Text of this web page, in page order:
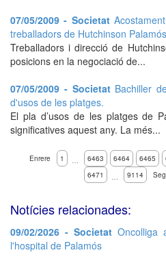
07/05/2009 - Societat
treballadors de Hutchinson
Treballadors i direcció de
posicions en la negociació de...
07/05/2009 - Societat Bachiller
d'usos de les platges.
El pla d’usos de les platges de
significatives aquest any. La més...
Enrere 1 … 6463 6464 6465
6471
… 9114
Notícies relacionades:
09/02/2026 - SocietatOncolliga
l'hospital de Palamós